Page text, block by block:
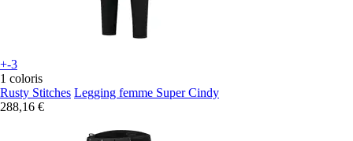
+-3
1 coloris
Rusty Stitches Legging femme Super Cindy
288,16 €